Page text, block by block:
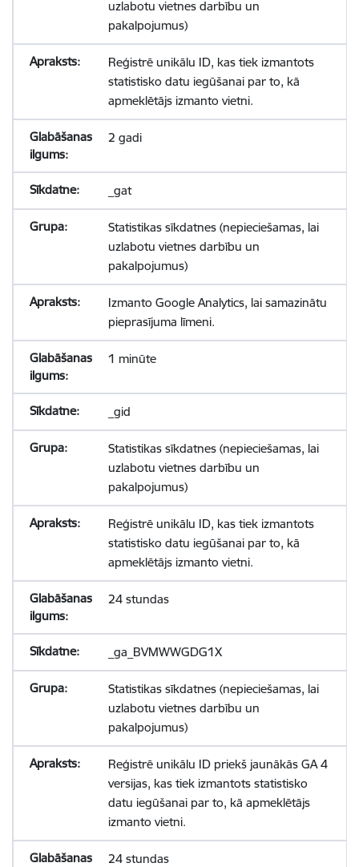
uzlabotu vietnes darbību un
pakalpojumus)
Reģistrē unikālu ID, kas tiek izmantots
statistisko datu iegūšanai par to, kā
apmeklētājs izmanto vietni.
2 gadi
_gat
Statistikas sīkdatnes (nepieciešamas, lai
uzlabotu vietnes darbību un
pakalpojumus)
Izmanto Google Analytics, lai samazinātu
pieprasījuma līmeni.
1 minūte
_gid
Statistikas sīkdatnes (nepieciešamas, lai
uzlabotu vietnes darbību un
pakalpojumus)
Reģistrē unikālu ID, kas tiek izmantots
statistisko datu iegūšanai par to, kā
apmeklētājs izmanto vietni.
24 stundas
_ga_BVMWWGDG1X
Statistikas sīkdatnes (nepieciešamas, lai
uzlabotu vietnes darbību un
pakalpojumus)
Reģistrē unikālu ID priekš jaunākās GA 4
versijas, kas tiek izmantots statistisko
datu iegūšanai par to, kā apmeklētājs
izmanto vietni.
24 stundas